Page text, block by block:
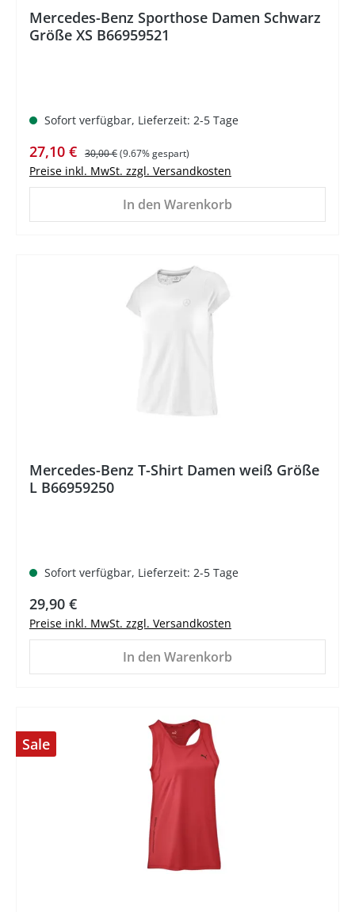
Mercedes-Benz Sporthose Damen Schwarz
Größe XS B66959521
Sofort verfügbar, Lieferzeit: 2-5 Tage
Verkaufspreis:
27,10 € Regulärer Preis:
30,00 €(9.67% gespart)
Preise inkl. MwSt. zzgl. Versandkosten
In den Warenkorb
Mercedes-Benz T-Shirt Damen weiß Größe
L B66959250
Sofort verfügbar, Lieferzeit: 2-5 Tage
Regulärer Preis:
29,90 €
Preise inkl. MwSt. zzgl. Versandkosten
In den Warenkorb
Sale